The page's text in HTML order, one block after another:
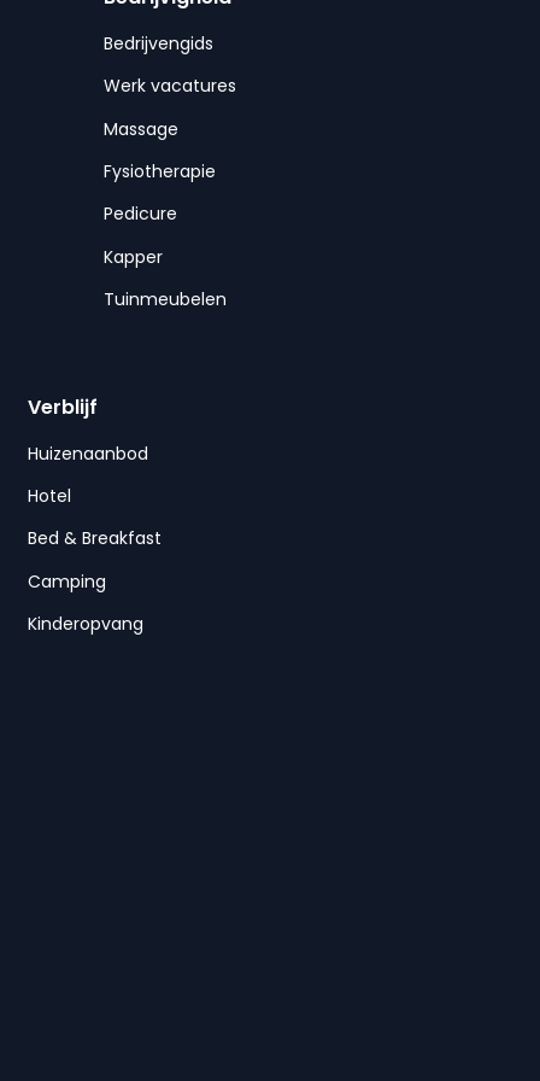
Bedrijvengids
Werk vacatures
Massage
Fysiotherapie
Pedicure
Kapper
Tuinmeubelen
Verblijf
Huizenaanbod
Hotel
Bed & Breakfast
Camping
Kinderopvang